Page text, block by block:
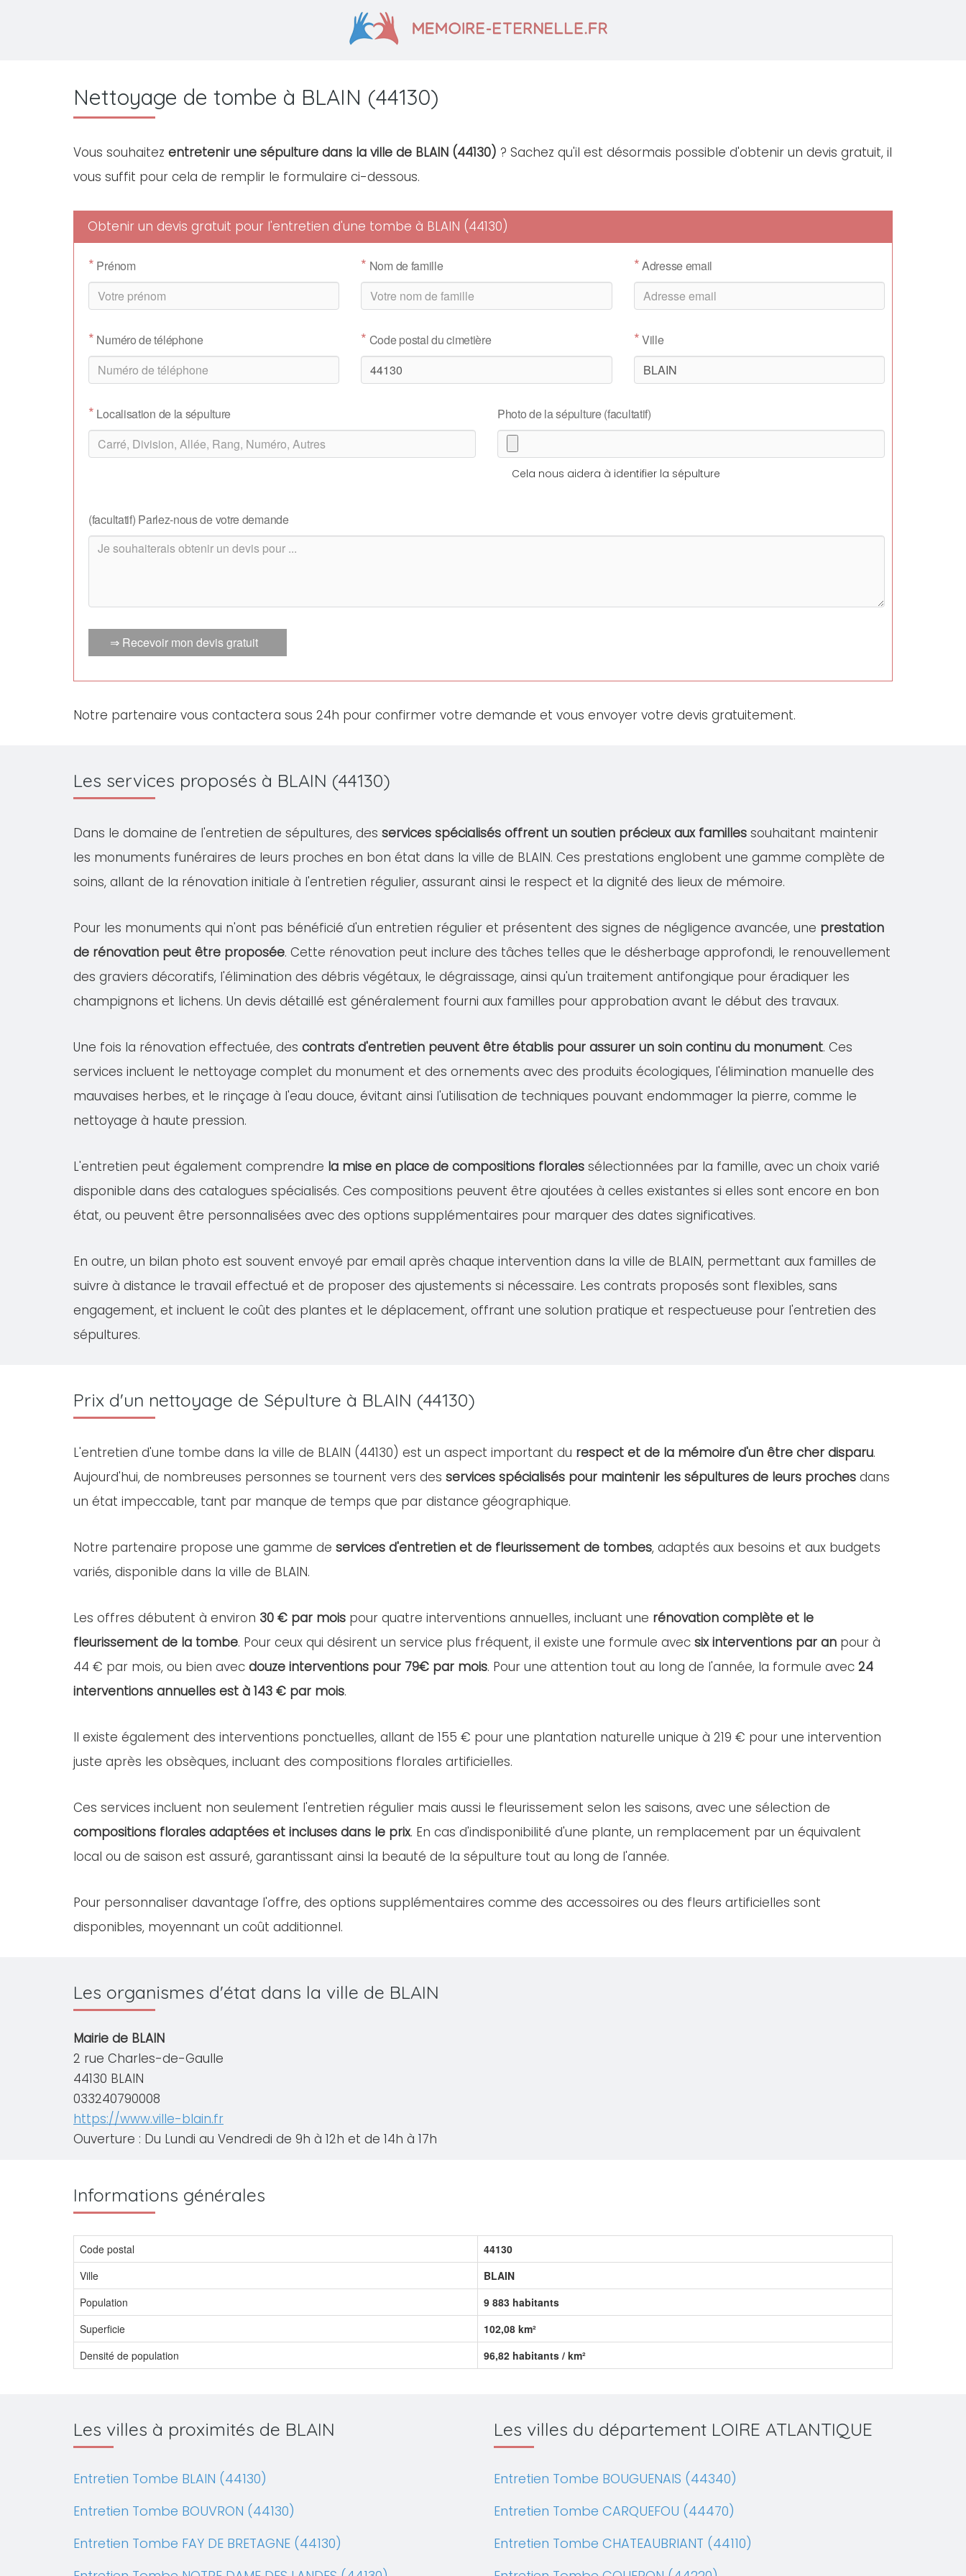
Nettoyage de tombe à BLAIN (44130)
Vous souhaitez entretenir une sépulture dans la ville de BLAIN (44130) ? Sachez qu'il est désormais possible d'obtenir un devis gratuit, il
vous suffit pour cela de remplir le formulaire ci-dessous.
Obtenir un devis gratuit pour l'entretien d'une tombe à BLAIN (44130)
* Prénom * Nom de famille *Adresse email
* Numéro de téléphone * Code postal du cimetière *Ville
* Localisation de la sépulture Photo de la sépulture (facultatif)
Cela nous aidera à identifier la sépulture
(facultatif) Parlez-nous de votre demande
⇒ Recevoir mon devis gratuit
Notre partenaire vous contactera sous 24h pour confirmer votre demande et vous envoyer votre devis gratuitement.
Les services proposés à BLAIN (44130)
Dans le domaine de l'entretien de sépultures, des services spécialisés offrent un soutien précieux aux familles souhaitant maintenir
les monuments funéraires de leurs proches en bon état dans la ville de BLAIN. Ces prestations englobent une gamme complète de
soins, allant de la rénovation initiale à l'entretien régulier, assurant ainsi le respect et la dignité des lieux de mémoire.
Pour les monuments qui n'ont pas bénéficié d'un entretien régulier et présentent des signes de négligence avancée, une prestation
de rénovation peut être proposée. Cette rénovation peut inclure des tâches telles que le désherbage approfondi, le renouvellement
des graviers décoratifs, l'élimination des débris végétaux, le dégraissage, ainsi qu'un traitement antifongique pour éradiquer les
champignons et lichens. Un devis détaillé est généralement fourni aux familles pour approbation avant le début des travaux.
Une fois la rénovation effectuée, des contrats d'entretien peuvent être établis pour assurer un soin continu du monument. Ces
services incluent le nettoyage complet du monument et des ornements avec des produits écologiques, l'élimination manuelle des
mauvaises herbes, et le rinçage à l'eau douce, évitant ainsi l'utilisation de techniques pouvant endommager la pierre, comme le
nettoyage à haute pression.
L'entretien peut également comprendre la mise en place de compositions florales sélectionnées par la famille, avec un choix varié
disponible dans des catalogues spécialisés. Ces compositions peuvent être ajoutées à celles existantes si elles sont encore en bon
état, ou peuvent être personnalisées avec des options supplémentaires pour marquer des dates significatives.
En outre, un bilan photo est souvent envoyé par email après chaque intervention dans la ville de BLAIN, permettant aux familles de
suivre à distance le travail effectué et de proposer des ajustements si nécessaire. Les contrats proposés sont flexibles, sans
engagement, et incluent le coût des plantes et le déplacement, offrant une solution pratique et respectueuse pour l'entretien des
sépultures.
Prix d'un nettoyage de Sépulture à BLAIN (44130)
L'entretien d'une tombe dans la ville de BLAIN (44130) est un aspect important du respect et de la mémoire d'un être cher disparu.
Aujourd'hui, de nombreuses personnes se tournent vers des services spécialisés pour maintenir les sépultures de leurs proches dans
un état impeccable, tant par manque de temps que par distance géographique.
Notre partenaire propose une gamme de services d'entretien et de fleurissement de tombes, adaptés aux besoins et aux budgets
variés, disponible dans la ville de BLAIN.
Les offres débutent à environ 30 € par mois pour quatre interventions annuelles, incluant une rénovation complète et le
fleurissement de la tombe. Pour ceux qui désirent un service plus fréquent, il existe une formule avec six interventions par an pour à
44 € par mois, ou bien avec douze interventions pour 79€ par mois. Pour une attention tout au long de l'année, la formule avec 24
interventions annuelles est à 143 € par mois.
Il existe également des interventions ponctuelles, allant de 155 € pour une plantation naturelle unique à 219 € pour une intervention
juste après les obsèques, incluant des compositions florales artificielles.
Ces services incluent non seulement l'entretien régulier mais aussi le fleurissement selon les saisons, avec une sélection de
compositions florales adaptées et incluses dans le prix. En cas d'indisponibilité d'une plante, un remplacement par un équivalent
local ou de saison est assuré, garantissant ainsi la beauté de la sépulture tout au long de l'année.
Pour personnaliser davantage l'offre, des options supplémentaires comme des accessoires ou des fleurs artificielles sont
disponibles, moyennant un coût additionnel.
Les organismes d'état dans la ville de BLAIN
Mairie de BLAIN
2 rue Charles-de-Gaulle
44130 BLAIN
033240790008
https://www.ville-blain.fr
Ouverture : Du Lundi au Vendredi de 9h à 12h et de 14h à 17h
Informations générales
Code postal
44130
Ville
BLAIN
Population
9 883 habitants
Superficie
102,08 km²
Densité de population
96,82 habitants / km²
Les villes à proximités de BLAIN
Entretien Tombe BLAIN (44130)
Entretien Tombe BOUVRON (44130)
Entretien Tombe FAY DE BRETAGNE (44130)
Les villes du département LOIRE ATLANTIQUE
Entretien Tombe BOUGUENAIS (44340)
Entretien Tombe CARQUEFOU (44470)
Entretien Tombe CHATEAUBRIANT (44110)